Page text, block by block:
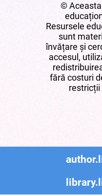
©
Resursele
sunt
învățare și
accesul,
fără costuri
restricții